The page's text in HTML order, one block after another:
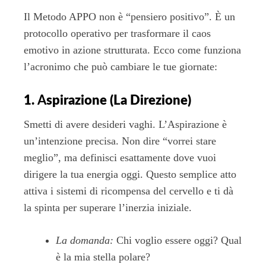
Il Metodo APPO non è “pensiero positivo”. È un
protocollo operativo per trasformare il caos
emotivo in azione strutturata. Ecco come funziona
l’acronimo che può cambiare le tue giornate:
1. Aspirazione (La Direzione)
Smetti di avere desideri vaghi. L’Aspirazione è
un’intenzione precisa. Non dire “vorrei stare
meglio”, ma definisci esattamente dove vuoi
dirigere la tua energia oggi. Questo semplice atto
attiva i sistemi di ricompensa del cervello e ti dà
la spinta per superare l’inerzia iniziale.
La domanda: Chi voglio essere oggi? Qual
è la mia stella polare?